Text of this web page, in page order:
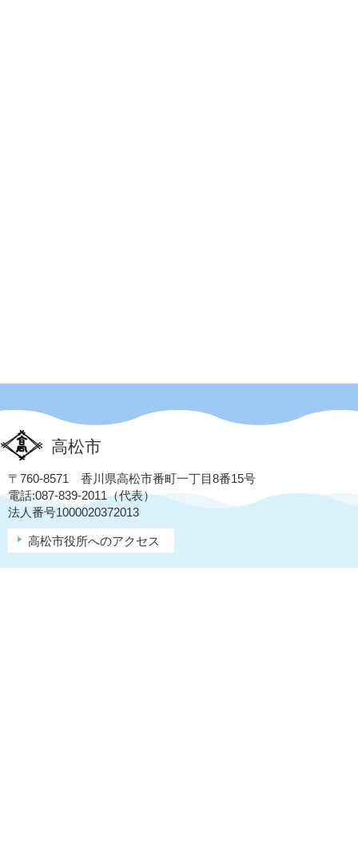
高松市
〒760-8571 香川県高松市番町一丁目8番15号
電話:087-839-2011（代表）
法人番号1000020372013
高松市役所へのアクセス